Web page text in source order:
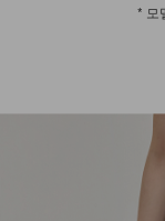
* 모